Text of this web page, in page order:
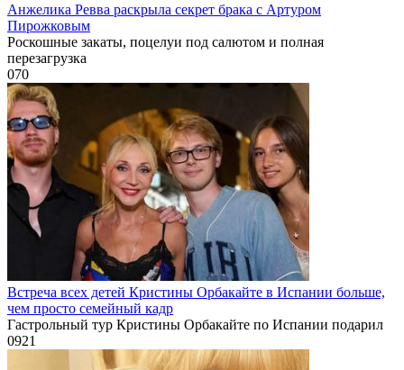
Анжелика Ревва раскрыла секрет брака с Артуром
Пирожковым
Роскошные закаты, поцелуи под салютом и полная
перезагрузка
070
Встреча всех детей Кристины Орбакайте в Испании больше,
чем просто семейный кадр
Гастрольный тур Кристины Орбакайте по Испании подарил
0921